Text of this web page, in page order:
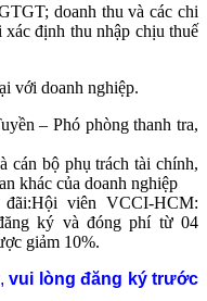
doanh thu và các chi
định thu nhập chịu thuế
với doanh nghiệp.
– Phó phòng thanh tra,
cán bộ phụ trách tài chính,
khác của doanh nghiệp
đãi:Hội viên VCCI-HCM:
ký và đóng phí từ 04
giảm 10%.
vui lòng đăng ký trước